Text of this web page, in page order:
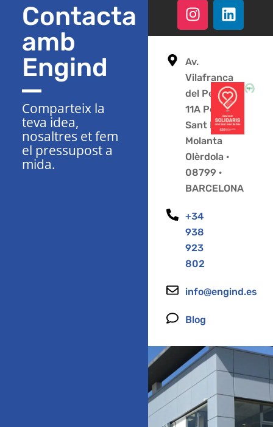
Contacta
amb
Engind
Comparteix la
teva idea,
nosaltres et fem
el pressupost a
mida.
Av.
Vilafranca
del Penedès
11A Polígon
Sant Pere
Molanta
Olèrdola ·
08799 ·
BARCELONA
+34
938
923
802
info@engind.es
Blog